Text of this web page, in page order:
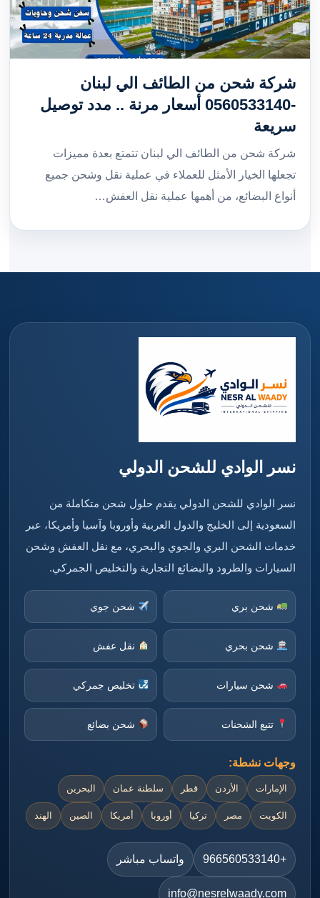
شركة شحن من الطائف الي لبنان
-0560533140 أسعار مرنة .. مدد توصيل
سريعة
شركة شحن من الطائف الي لبنان تتمتع بعدة مميزات
تجعلها الخيار الأمثل للعملاء في عملية نقل وشحن جميع
أنواع البضائع، من أهمها عملية نقل العفش…
نسر الوادي للشحن الدولي
نسر الوادي للشحن الدولي يقدم حلول شحن متكاملة من
السعودية إلى الخليج والدول العربية وأوروبا وآسيا وأمريكا، عبر
خدمات الشحن البري والجوي والبحري، مع نقل العفش وشحن
السيارات والطرود والبضائع التجارية والتخليص الجمركي.
شحن بري شحن جوي
شحن بحري نقل عفش
شحن سيارات تخليص جمركي
تتبع الشحنات شحن بضائع
وجهات نشطة:
الإمارات الأردن قطر سلطنة عمان البحرين
الكويت مصر تركيا أوروبا أمريكا الصين الهند
+966560533140 واتساب مباشر
info@nesrelwaady.com